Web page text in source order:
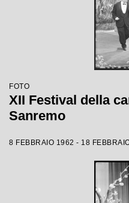
FOTO
XII Festival della
Sanremo
8 FEBBRAIO 1962 - 18